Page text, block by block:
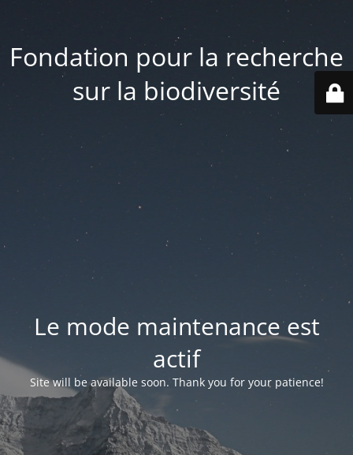
Fondation pour la recherche
sur la biodiversité
Le mode maintenance est
actif
Site will be available soon. Thank you for your patience!